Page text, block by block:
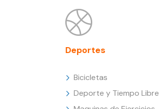
Deportes
Bicicletas
Deporte y Tiempo Libre